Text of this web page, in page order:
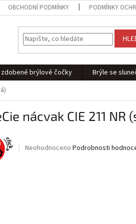
OBCHODNÍ PODMÍNKY PODMÍNKY
brýlové čočky Brýle se
nácvak CIE 211 NR
Průměrné
Neohodnoceno Podrobnosti